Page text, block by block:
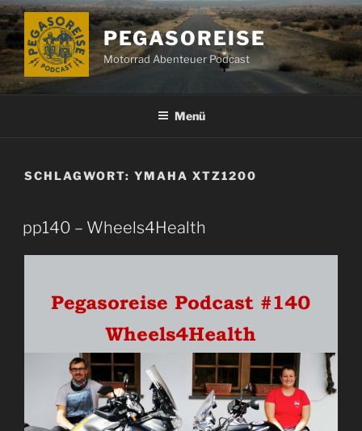
Zum
Inhalt
springen
PEGASOREISE
Motorrad Abenteuer Podcast
Menü
SCHLAGWORT: YMAHA XTZ1200
pp140 – Wheels4Health